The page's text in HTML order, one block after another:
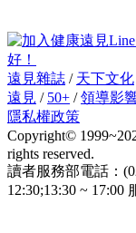
好！
遠見雜誌 / 天下文化
遠見 / 50+ /領導影
隱私權政策
Copyright©
rights reserved.
讀者服務部電話：
12:30;13:30 ~ 17:00